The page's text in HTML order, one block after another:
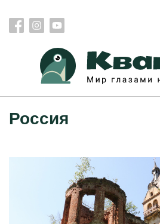
Россия